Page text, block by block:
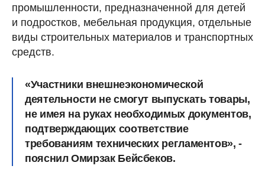
промышленности, предназначенной для детей
и подростков, мебельная продукция, отдельные
виды строительных материалов и транспортных
средств.
«Участники внешнеэкономической
деятельности не смогут выпускать товары,
не имея на руках необходимых документов,
подтверждающих соответствие
требованиям технических регламентов», -
пояснил Омирзак Бейсбеков.